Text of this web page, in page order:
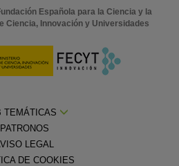
Española para la Ciencia y la
Ciencia, Innovación y Universidades
TEMÁTICAS
PATRONOS
LEGAL
DE COOKIES